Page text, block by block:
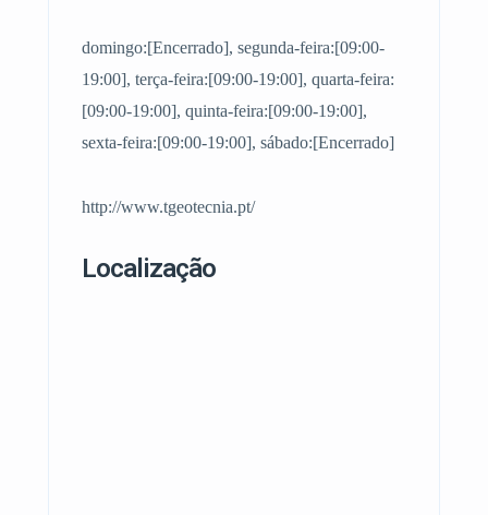
domingo:[Encerrado], segunda-feira:[09:00-
19:00], terça-feira:[09:00-19:00], quarta-feira:
[09:00-19:00], quinta-feira:[09:00-19:00],
sexta-feira:[09:00-19:00], sábado:[Encerrado]
http://www.tgeotecnia.pt/
Localização